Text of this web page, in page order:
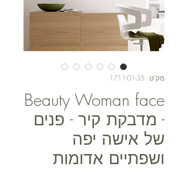
מק"ט: 1711-01-35
Beauty Woman face
- מדבקת קיר - פנים
של אישה יפה
ושפתיים אדומות